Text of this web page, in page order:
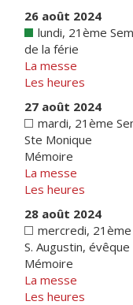
26 août 2024
lundi, 21ème
de la férie
La messe
Les heures
27 août 2024
mardi, 21ème
Ste Monique
Mémoire
La messe
Les heures
28 août 2024
mercredi,
S. Augustin,
Mémoire
La messe
Les heures